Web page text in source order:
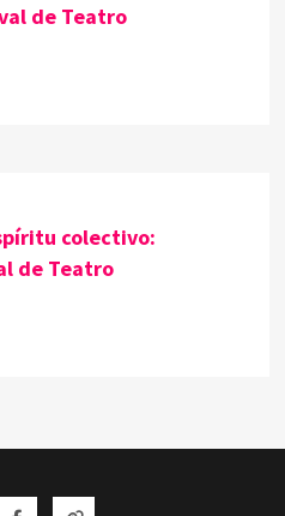
de Teatro
colectivo:
de Teatro